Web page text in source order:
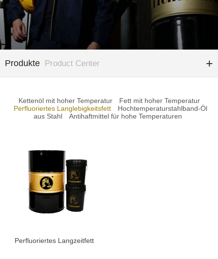
Produkte Product Center
Kettenöl mit hoher Temperatur
Fett mit hoher Temperatur
Perfluoriertes Langlebigkeitsfett
Hochtemperaturstahlband-Öl
aus Stahl
Antihaftmittel für hohe Temperaturen
Perfluoriertes Langzeitfett